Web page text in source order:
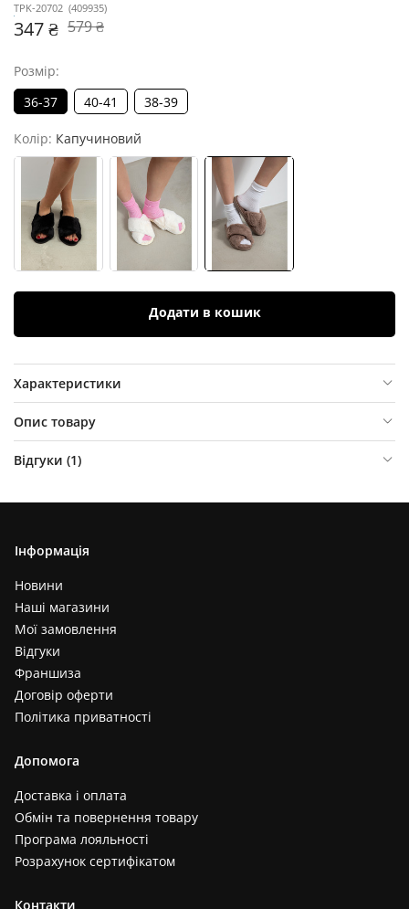
TPK-20702 (409935)
347 ₴ 579 ₴
Розмір:
36-37
40-41 38-39
Колір: Капучиновий
Додати в кошик
Характеристики
Опис товару
Відгуки (1)
Інформація
Новини
Наші магазини
Мої замовлення
Відгуки
Франшиза
Договір оферти
Політика приватності
Допомога
Доставка і оплата
Обмін та повернення товару
Програма лояльності
Розрахунок сертифікатом
Контакти